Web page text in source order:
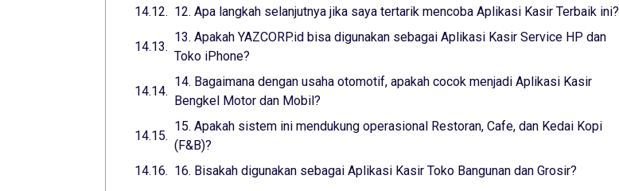
12. Apa langkah selanjutnya jika saya tertarik mencoba Aplikasi Kasir Terbaik ini?
13. Apakah YAZCORP.id bisa digunakan sebagai Aplikasi Kasir Service HP dan
Toko iPhone?
14. Bagaimana dengan usaha otomotif, apakah cocok menjadi Aplikasi Kasir
Bengkel Motor dan Mobil?
15. Apakah sistem ini mendukung operasional Restoran, Cafe, dan Kedai Kopi
(F&B)?
16. Bisakah digunakan sebagai Aplikasi Kasir Toko Bangunan dan Grosir?